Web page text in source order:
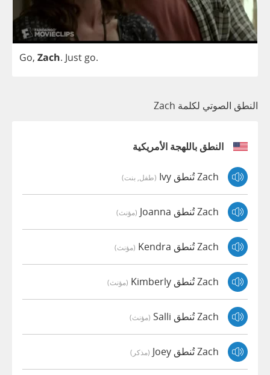
Go, Zach. Just go.
النطق الصوتي لكلمة Zach
النطق باللهجة الأمريكية
Zach تُنطق Ivy (طفل, بنت)
Zach تُنطق Joanna (مؤنث)
Zach تُنطق Kendra (مؤنث)
Zach تُنطق Kimberly (مؤنث)
Zach تُنطق Salli (مؤنث)
Zach تُنطق Joey (مذكر)